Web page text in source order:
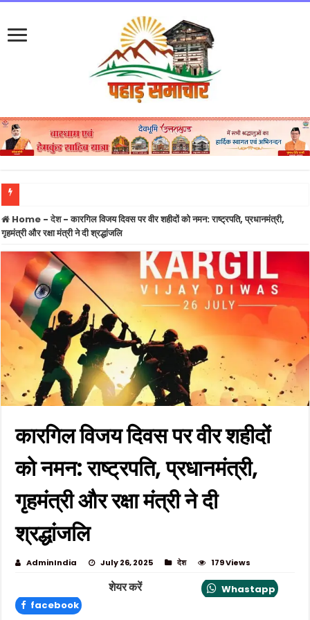
Home - देश- कारगिल विजय दिवस पर वीर शहीदों को नमन: राष्ट्रपति, प्रधानमंत्री,
गृहमंत्री और रक्षा मंत्री ने दी श्रद्धांजलि
कारगिल विजय दिवस पर वीर शहीदों
को नमन: राष्ट्रपति, प्रधानमंत्री,
गृहमंत्री और रक्षा मंत्री ने दी
श्रद्धांजलि
AdminIndia July 26, 2025 देश 179 Views
शेयर करें
Whastapp
facebook